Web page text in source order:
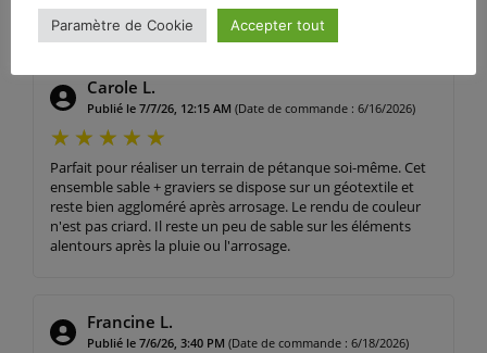
Parfait
Carole L.
Publié le 7/7/26, 12:15 AM (Date de commande : 6/16/2026)
Parfait pour réaliser un terrain de pétanque soi-même. Cet
ensemble sable + graviers se dispose sur un géotextile et
reste bien aggloméré après arrosage. Le rendu de couleur
n'est pas criard. Il reste un peu de sable sur les éléments
alentours après la pluie ou l'arrosage.
Francine L.
Publié le 7/6/26, 3:40 PM (Date de commande : 6/18/2026)
Paramètre de Cookie Accepter tout